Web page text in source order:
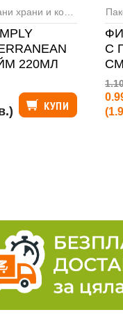
полуфабрикати
220МЛ
КУПИ
С